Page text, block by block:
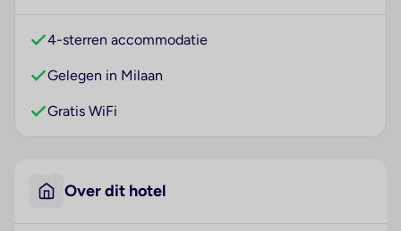
4-sterren accommodatie
Gelegen in Milaan
Gratis WiFi
Over dit hotel